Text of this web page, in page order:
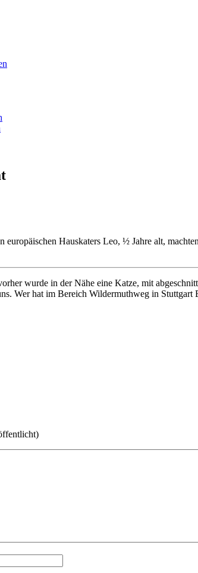
europäischen Hauskaters Leo, ½ Jahre alt,
wurde in der Nähe eine Katze, mit
Wer hat im Bereich Wildermuthweg in